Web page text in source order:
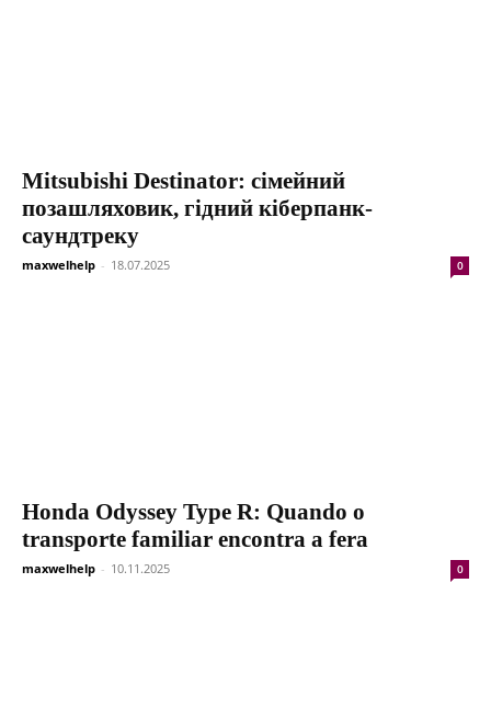
Mitsubishi Destinator: сімейний
позашляховик, гідний кіберпанк-
саундтреку
maxwelhelp - 18.07.2025 0
Honda Odyssey Type R: Quando o
transporte familiar encontra a fera
maxwelhelp - 10.11.2025 0